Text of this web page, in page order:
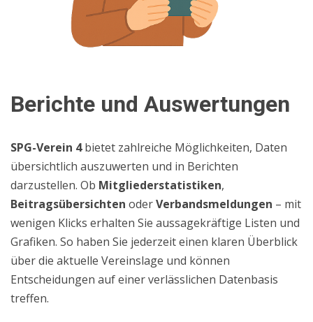
Berichte und Auswertungen
SPG-Verein 4bietet zahlreiche Möglichkeiten, Daten
übersichtlich auszuwerten und in Berichten
darzustellen. Ob Mitgliederstatistiken,
Beitragsübersichten oderVerbandsmeldungen – mit
wenigen Klicks erhalten Sie aussagekräftige Listen und
Grafiken. So haben Sie jederzeit einen klaren Überblick
über die aktuelle Vereinslage und können
Entscheidungen auf einer verlässlichen Datenbasis
treffen.